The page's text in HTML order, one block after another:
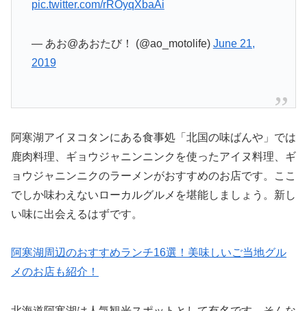
pic.twitter.com/rROyqXbaAi
— あお@あおたび！ (@ao_motolife) June 21,
2019
阿寒湖アイヌコタンにある食事処「北国の味ばんや」では
鹿肉料理、ギョウジャニンニンクを使ったアイヌ料理、ギ
ョウジャニンニクのラーメンがおすすめのお店です。ここ
でしか味わえないローカルグルメを堪能しましょう。新し
い味に出会えるはずです。
阿寒湖周辺のおすすめランチ16選！美味しいご当地グル
メのお店も紹介！